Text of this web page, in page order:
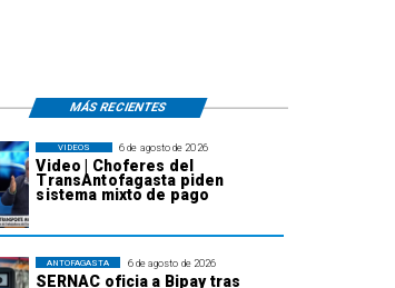
6 de agosto de 2026
Video | Choferes del
TransAntofagasta piden
sistema mixto de pago
VIDEOS
6 de agosto de 2026
SERNAC oficia a Bipay tras
ANTOFAGASTA
MÁS RECIENTES